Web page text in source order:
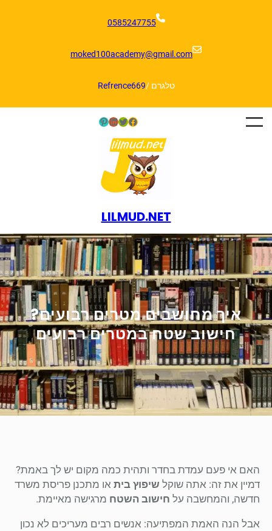
0585247755
moked100academy@gmail.com
טלגרם /Refrence669
Facebook
Twitter
LinkedIn
Pinterest
LILMUD.NET
איך מחושבים מטרים רבועים?
חישוב שטח במטרים רבועים
האם אי פעם עמדת בחדר ותהית כמה מקום יש לך באמת?
דמיין את זה: אתה שוקל שיפוץ בית או מתכנן פריסת משרד
חדשה, והמחשבה על חישוב השטח מרגישה מאיימת.
אבל הנה האמת המפתיעה: אנשים רבים מעריכים לא נכון